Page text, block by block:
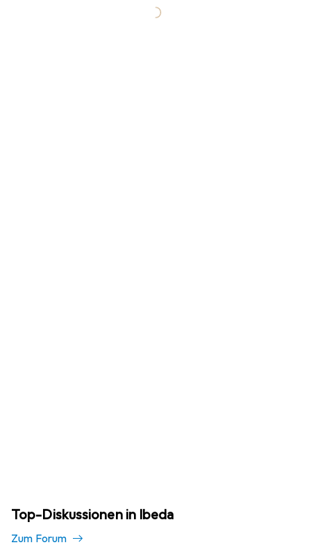
Top-Diskussionen in Ibeda
Zum Forum